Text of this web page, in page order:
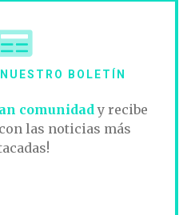
BOLETÍN
comunidady recibe
las noticias más